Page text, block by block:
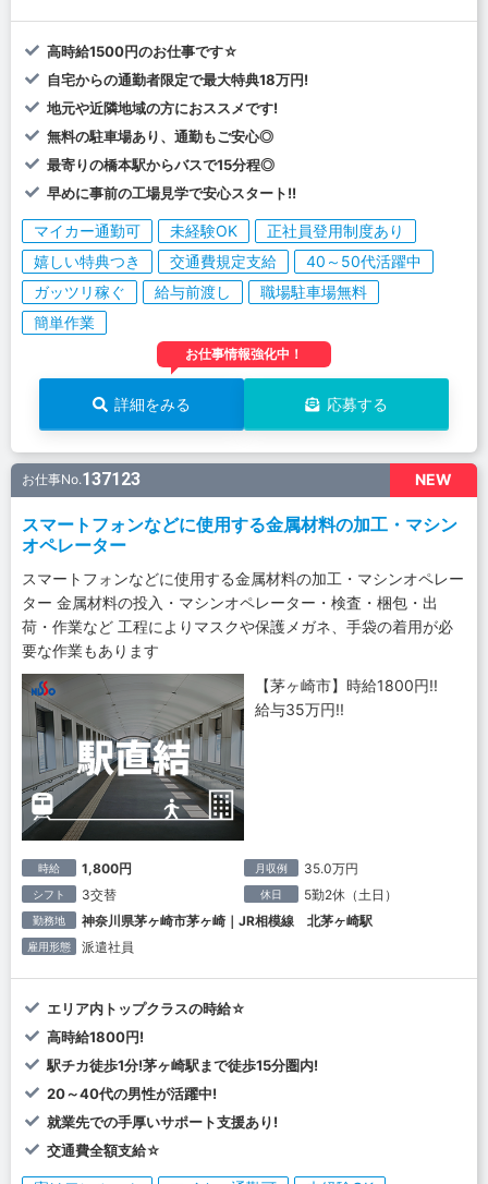
高時給1500円のお仕事です☆
自宅からの通勤者限定で最大特典18万円!
地元や近隣地域の方におススメです!
無料の駐車場あり、通勤もご安心◎
最寄りの橋本駅からバスで15分程◎
早めに事前の工場見学で安心スタート!!
マイカー通勤可 未経験OK
正社員登用制度あり
嬉しい特典つき
交通費規定支給
40～50代活躍中
ガッツリ稼ぐ
給与前渡し
職場駐車場無料
簡単作業
お仕事情報強化中！
詳細をみる 応募する
NEW
お仕事No.137123
スマートフォンなどに使用する金属材料の加工・マシン
オペレーター
スマートフォンなどに使用する金属材料の加工・マシンオペレー
ター 金属材料の投入・マシンオペレーター・検査・梱包・出
荷・作業など 工程によりマスクや保護メガネ、手袋の着用が必
要な作業もあります
【茅ヶ崎市】時給1800円!!
給与35万円!!
時給 1,800円 月収例 35.0万円
シフト 3交替 休日 5勤2休（土日）
勤務地 神奈川県茅ヶ崎市茅ヶ崎｜JR相模線 北茅ヶ崎駅
雇用形態 派遣社員
エリア内トップクラスの時給☆
高時給1800円!
駅チカ徒歩1分!茅ヶ崎駅まで徒歩15分圏内!
20～40代の男性が活躍中!
就業先での手厚いサポート支援あり!
交通費全額支給☆